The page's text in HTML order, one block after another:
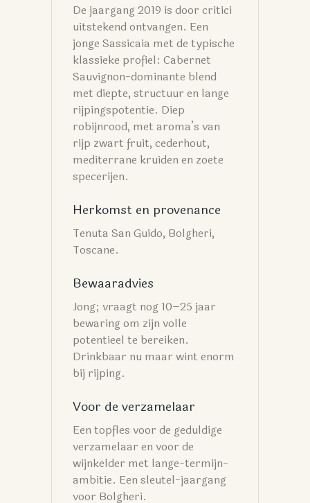
De jaargang 2019 is door critici
uitstekend ontvangen. Een
jonge Sassicaia met de typische
klassieke profiel: Cabernet
Sauvignon-dominante blend
met diepte, structuur en lange
rijpingspotentie. Diep
robijnrood, met aroma’s van
rijp zwart fruit, cederhout,
mediterrane kruiden en zoete
specerijen.
Herkomst en provenance
Tenuta San Guido, Bolgheri,
Toscane.
Bewaaradvies
Jong; vraagt nog 10–25 jaar
bewaring om zijn volle
potentieel te bereiken.
Drinkbaar nu maar wint enorm
bij rijping.
Voor de verzamelaar
Een topfles voor de geduldige
verzamelaar en voor de
wijnkelder met lange-termijn-
ambitie. Een sleutel-jaargang
voor Bolgheri.